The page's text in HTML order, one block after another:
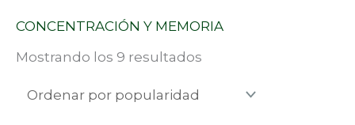
CONCENTRACIÓN Y MEMORIA
Mostrando los 9 resultados